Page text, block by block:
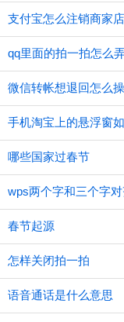
支付宝怎么注销商家
qq里面的拍一拍怎么
微信转帐想退回怎么
手机淘宝上的悬浮窗
哪些国家过春节
wps两个字和三个字对
春节起源
怎样关闭拍一拍
语音通话是什么意思